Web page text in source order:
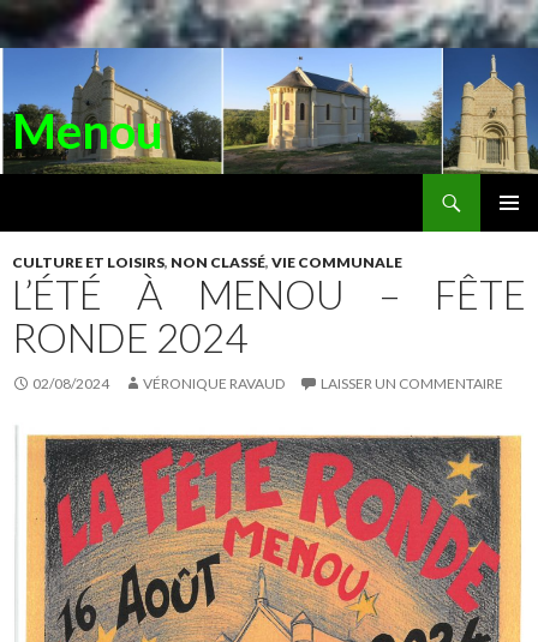
Menou
AU
CONTENU
CULTURE ET LOISIRS, NON CLASSÉ, VIE COMMUNALE
L’ÉTÉ À MENOU – FÊTE
RONDE 2024
02/08/2024 VÉRONIQUE RAVAUD LAISSER UN COMMENTAIRE